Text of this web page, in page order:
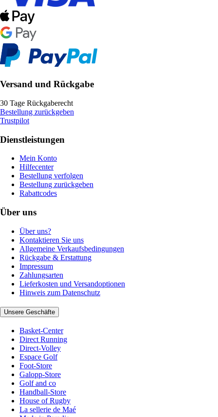
Versand und Rückgabe
30 Tage Rückgaberecht
Bestellung zurückgeben
Trustpilot
Dienstleistungen
Mein Konto
Hilfecenter
Bestellung verfolgen
Bestellung zurückgeben
Rabattcodes
Über uns
Über uns?
Kontaktieren Sie uns
Allgemeine Verkaufsbedingungen
Rückgabe & Erstattung
Impressum
Zahlungsarten
Lieferkosten und Versandoptionen
Hinweis zum Datenschutz
Unsere Geschäfte
Basket-Center
Direct Running
Direct-Volley
Espace Golf
Foot-Store
Galopp-Store
Golf and co
Handball-Store
House of Rugby
La sellerie de Maé